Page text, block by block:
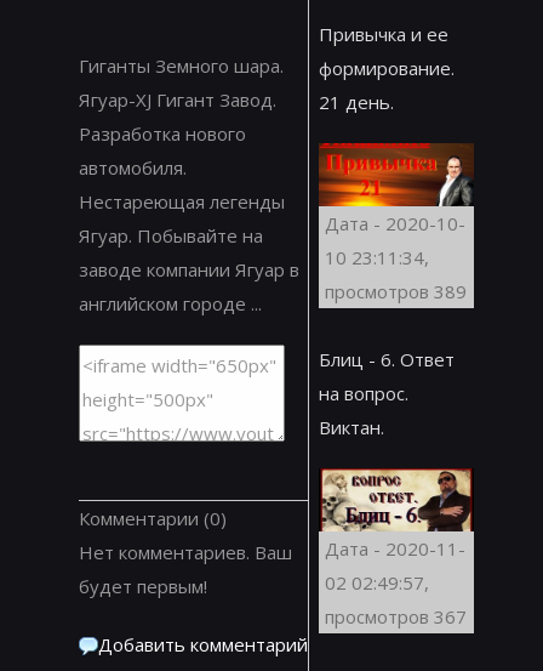
Гиганты Земного шара.
Ягуар-XJ Гигант Завод.
Разработка нового
автомобиля.
Нестареющая легенды
Ягуар. Побывайте на
заводе компании Ягуар в
английском городе ...
Комментарии (0)
Нет комментариев. Ваш
будет первым!
Добавить комментарий
Привычка и ее
формирование.
21 день.
Дата - 2020-10-
10 23:11:34,
просмотров 389
Блиц - 6. Ответ
на вопрос.
Виктан.
Дата - 2020-11-
02 02:49:57,
просмотров 367